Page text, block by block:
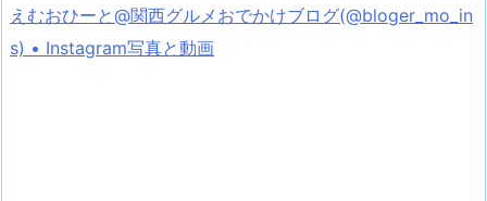
えむおひーと@関西グルメおでかけブログ(@bloger_mo_in
s) • Instagram写真と動画